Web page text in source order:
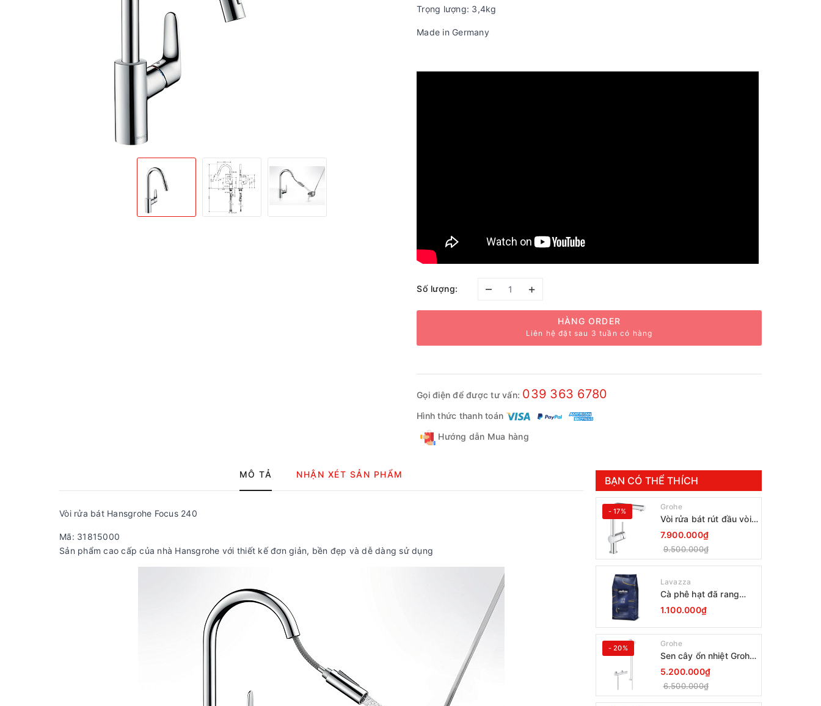
Trọng lượng: 3,4kg
Made in Germany
Số lượng: – +
HÀNG ORDER
Liên hệ đặt sau 3 tuần có hàng
Gọi điện để được tư vấn: 039 363 6780
Hình thức thanh toán
Hướng dẫn Mua hàng
MÔ TẢ NHẬN XÉT SẢN PHẨM
Vòi rửa bát Hansgrohe Focus 240
Mã: 31815000
Sản phẩm cao cấp của nhà Hansgrohe với thiết kế đơn giản, bền đẹp và dễ dàng sử dụng
BẠN CÓ THỂ THÍCH
- 17% Grohe
Vòi rửa bát rút đầu vòi
Grohe Minta 30274000
7.900.000₫
9.500.000₫
Lavazza
Cà phê hạt đã rang
Lavazza Coffee
Espresso Super Crema
1000g Date 12-2027
1.100.000₫
- 20% Grohe
Sen cây ổn nhiệt Grohe
Grohtherm 800
34566001
5.200.000₫
6.500.000₫